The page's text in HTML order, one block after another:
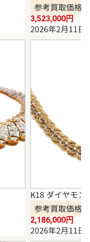
参考買取価格
3,523,000円
2026年2月11日
K18 ダイヤモン
参考買取価格
2,186,000円
2026年2月11日